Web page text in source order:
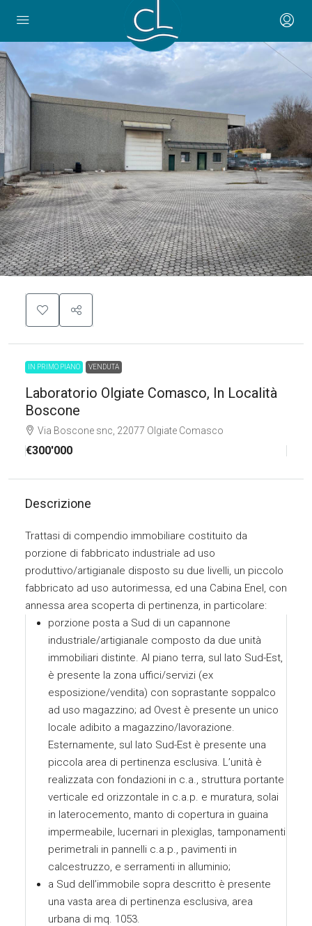
IN PRIMO PIANO VENDUTA
Laboratorio Olgiate Comasco, In Località
Boscone
Via Boscone snc, 22077 Olgiate Comasco
€300'000
Descrizione
Trattasi di compendio immobiliare costituito da
porzione di fabbricato industriale ad uso
produttivo/artigianale disposto su due livelli, un piccolo
fabbricato ad uso autorimessa, ed una Cabina Enel, con
annessa area scoperta di pertinenza, in particolare:
porzione posta a Sud di un capannone
industriale/artigianale composto da due unità
immobiliari distinte. Al piano terra, sul lato Sud-Est,
è presente la zona uffici/servizi (ex
esposizione/vendita) con soprastante soppalco
ad uso magazzino; ad Ovest è presente un unico
locale adibito a magazzino/lavorazione.
Esternamente, sul lato Sud-Est è presente una
piccola area di pertinenza esclusiva. L’unità è
realizzata con fondazioni in c.a., struttura portante
verticale ed orizzontale in c.a.p. e muratura, solai
in laterocemento, manto di copertura in guaina
impermeabile, lucernari in plexiglas, tamponamenti
perimetrali in pannelli c.a.p., pavimenti in
calcestruzzo, e serramenti in alluminio;
a Sud dell’immobile sopra descritto è presente
una vasta area di pertinenza esclusiva, area
urbana di mq. 1053.